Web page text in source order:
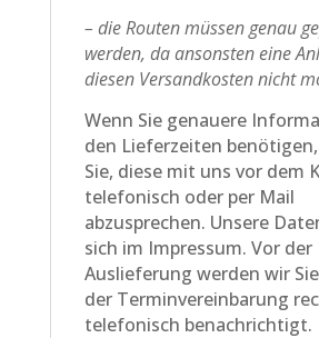
– die Routen müssen genau
werden, da ansonsten eine
diesen Versandkosten nicht
Wenn Sie genauere
den Lieferzeiten
Sie, diese mit uns vor dem
telefonisch oder per Mail
abzusprechen. Unsere
sich im Impressum. Vor der
Auslieferung werden wir
der Terminvereinbarung
telefonisch benachrichtigt.